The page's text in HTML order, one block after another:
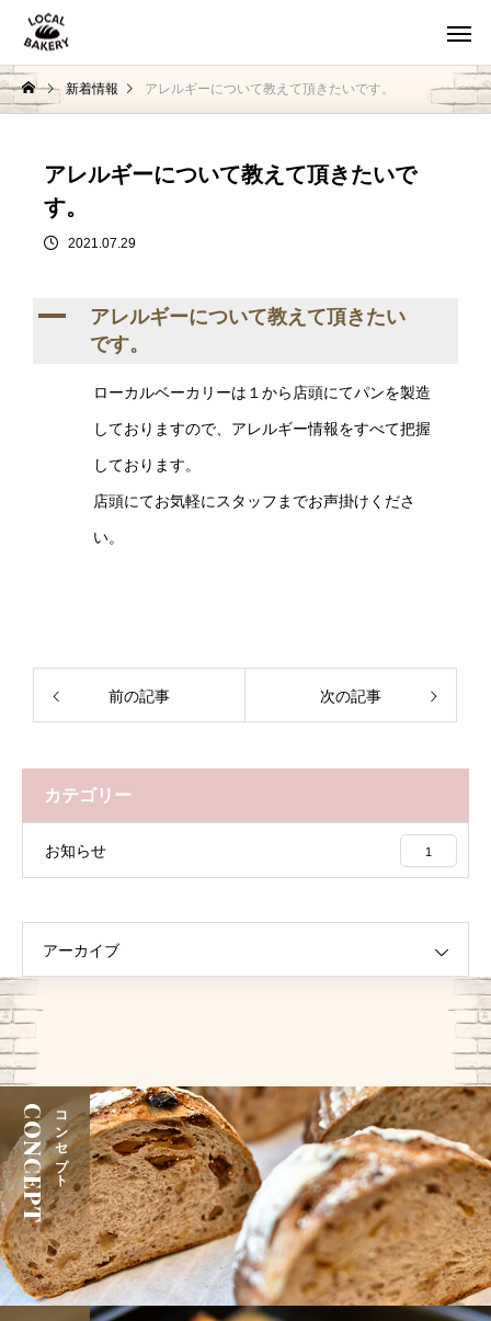
新着情報 アレルギーについて教えて頂きたいです。
アレルギーについて教えて頂きたいで
す。
2021.07.29
A
アレルギーについて教えて頂きたい
です。
ローカルベーカリーは１から店頭にてパンを製造
しておりますので、アレルギー情報をすべて把握
しております。
店頭にてお気軽にスタッフまでお声掛けくださ
い。
前の記事 次の記事
カテゴリー
お知らせ 1
アーカイブ
コンセプト
CONCEPT